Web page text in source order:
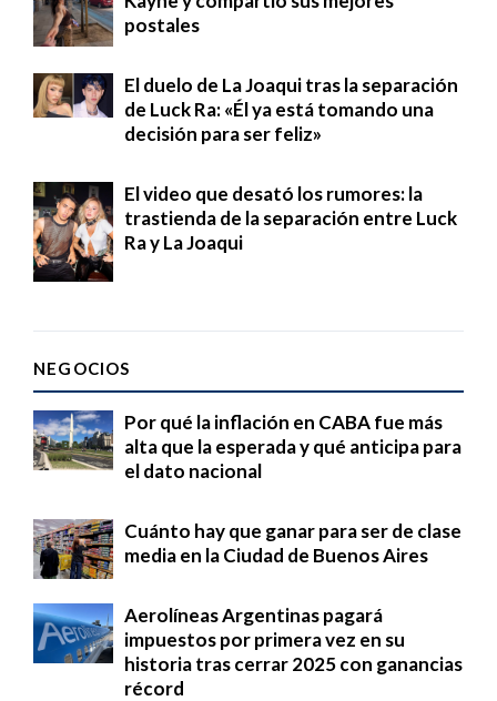
postales
El duelo de La Joaqui tras la separación
de Luck Ra: «Él ya está tomando una
decisión para ser feliz»
El video que desató los rumores: la
trastienda de la separación entre Luck
Ra y La Joaqui
NEGOCIOS
Por qué la inflación en CABA fue más
alta que la esperada y qué anticipa para
el dato nacional
Cuánto hay que ganar para ser de clase
media en la Ciudad de Buenos Aires
Aerolíneas Argentinas pagará
impuestos por primera vez en su
historia tras cerrar 2025 con ganancias
récord